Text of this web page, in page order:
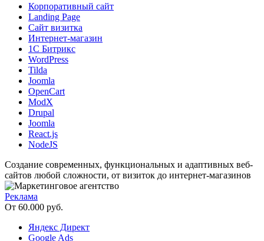
Корпоративный сайт
Landing Page
Сайт визитка
Интернет-магазин
1С Битрикс
WordPress
Tilda
Joomla
OpenCart
ModX
Drupal
Joomla
React.js
NodeJS
Создание современных, функциональных и адаптивных веб-
сайтов любой сложности, от визиток до интернет-магазинов
Реклама
От 60.000 руб.
Яндекс Директ
Google Ads